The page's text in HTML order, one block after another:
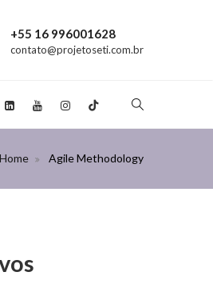
+55 16 996001628
contato@projetoseti.com.br
Home Agile Methodology